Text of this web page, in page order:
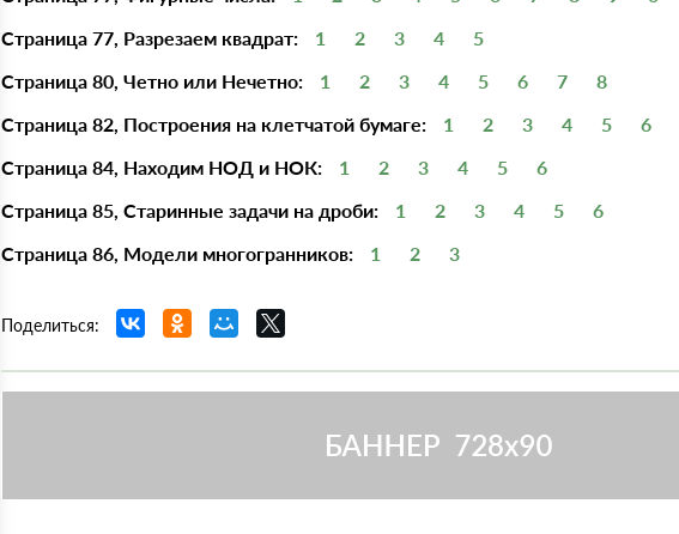
Страница 77, Разрезаем квадрат:
1 2 3 4
5
Страница 80, Четно или Нечетно:
1 2 3 4 5 6 7
8
Страница 82, Построения на клетчатой бумаге:
1 2 3 4 5
6
Страница 84, Находим НОД и НОК:
1 2 3 4 5
6
Страница 85, Старинные задачи на дроби:
1 2 3 4 5
6
Страница 86, Модели многогранников:
1 2 3
Поделиться: